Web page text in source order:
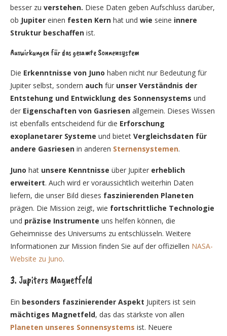
besser zu verstehen. Diese Daten geben Aufschluss darüber,
ob Jupiter einen festen Kern hat und wie seine innere
Struktur beschaffen ist.
Auswirkungen für das gesamte Sonnensystem
Die Erkenntnisse von Juno haben nicht nur Bedeutung für
Jupiter selbst, sondern auch für unser Verständnis der
Entstehung und Entwicklung des Sonnensystems und
der Eigenschaften von Gasriesen allgemein. Dieses Wissen
ist ebenfalls entscheidend für die Erforschung
exoplanetarer Systeme und bietet Vergleichsdaten für
andere Gasriesen in anderen Sternensystemen.
Juno hat unsere Kenntnisse über Jupiter erheblich
erweitert. Auch wird er voraussichtlich weiterhin Daten
liefern, die unser Bild dieses faszinierenden Planeten
prägen. Die Mission zeigt, wie fortschrittliche Technologie
und präzise Instrumente uns helfen können, die
Geheimnisse des Universums zu entschlüsseln. Weitere
Informationen zur Mission finden Sie auf der offiziellen NASA-
Website zu Juno.
3. Jupiters Magnetfeld
Ein besonders faszinierender Aspekt Jupiters ist sein
mächtiges Magnetfeld, das das stärkste von allen
Planeten unseres Sonnensystems ist. Neuere